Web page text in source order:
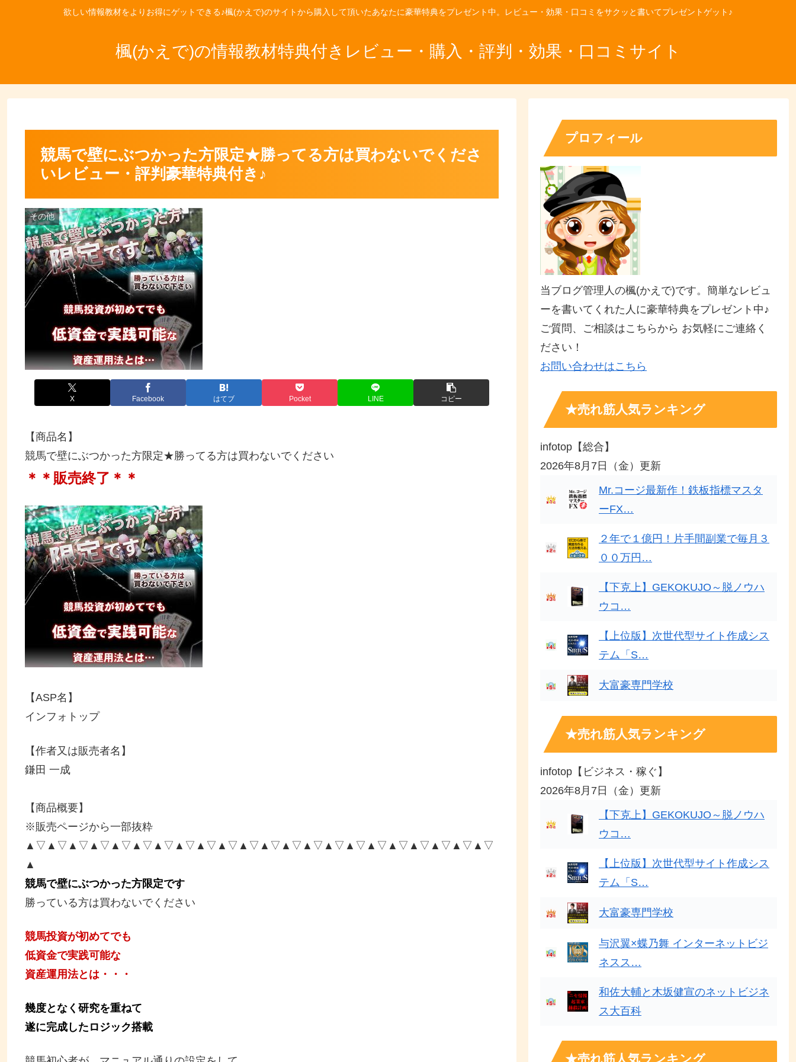
欲しい情報教材をよりお得にゲットできる♪楓(かえで)のサイトから購入して頂いたあなたに豪華特典をプレゼント中。レビュー・効果・口コミをサクッと書いてプレゼントゲット♪
楓(かえで)の情報教材特典付きレビュー・購入・評判・効果・口コミサイト
競馬で壁にぶつかった方限定★勝ってる方は買わないでくださ
いレビュー・評判豪華特典付き♪
その他
X Facebook はてブ Pocket LINE コピー
【商品名】
競馬で壁にぶつかった方限定★勝ってる方は買わないでください
＊＊販売終了＊＊
【ASP名】
インフォトップ
【作者又は販売者名】
鎌田 一成
【商品概要】
※販売ページから一部抜粋
▲▽▲▽▲▽▲▽▲▽▲▽▲▽▲▽▲▽▲▽▲▽▲▽▲▽▲▽▲▽▲▽▲▽▲▽▲▽▲▽▲▽▲▽
▲
競馬で壁にぶつかった方限定です
勝っている方は買わないでください
競馬投資が初めてでも
低資金で実践可能な
資産運用法とは・・・
幾度となく研究を重ねて
遂に完成したロジック搭載
プロフィール
当ブログ管理人の楓(かえで)です。簡単なレビュ
ーを書いてくれた人に豪華特典をプレゼント中♪
ご質問、ご相談はこちらから お気軽にご連絡く
ださい！
お問い合わせはこちら
★売れ筋人気ランキング
infotop【総合】
2026年8月7日（金）更新
Mr.コージ最新作！鉄板指標マスタ
ーFX…
２年で１億円！片手間副業で毎月３
００万円…
【下克上】GEKOKUJO～脱ノウハ
ウコ…
【上位版】次世代型サイト作成シス
テム「S…
大富豪専門学校
★売れ筋人気ランキング
infotop【ビジネス・稼ぐ】
2026年8月7日（金）更新
【下克上】GEKOKUJO～脱ノウハ
ウコ…
【上位版】次世代型サイト作成シス
テム「S…
大富豪専門学校
与沢翼×蝶乃舞 インターネットビジ
ネスス…
和佐大輔と木坂健宣のネットビジネ
ス大百科
★売れ筋人気ランキング